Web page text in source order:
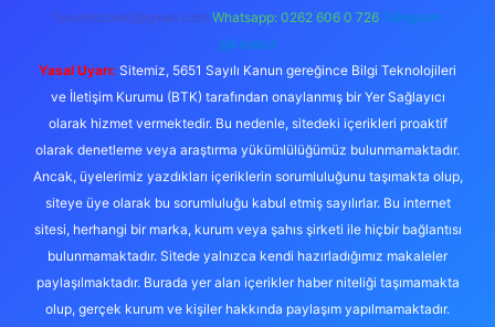
forumhizmeti@gmail.com Whatsapp: 0262 606 0 726 Telegram:
@karabul
Yasal Uyarı: Sitemiz, 5651 Sayılı Kanun gereğince Bilgi Teknolojileri
ve İletişim Kurumu (BTK) tarafından onaylanmış bir Yer Sağlayıcı
olarak hizmet vermektedir. Bu nedenle, sitedeki içerikleri proaktif
olarak denetleme veya araştırma yükümlülüğümüz bulunmamaktadır.
Ancak, üyelerimiz yazdıkları içeriklerin sorumluluğunu taşımakta olup,
siteye üye olarak bu sorumluluğu kabul etmiş sayılırlar. Bu internet
sitesi, herhangi bir marka, kurum veya şahıs şirketi ile hiçbir bağlantısı
bulunmamaktadır. Sitede yalnızca kendi hazırladığımız makaleler
paylaşılmaktadır. Burada yer alan içerikler haber niteliği taşımamakta
olup, gerçek kurum ve kişiler hakkında paylaşım yapılmamaktadır.